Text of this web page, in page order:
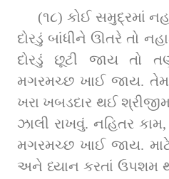
(૧૮) કોઈ સમુદ્રમાં
દોરડું બાંધીને ઊતરે તો
દોરડું છૂટી જાય તો
મગરમચ્છ ખાઈ જાય. તેમ
ખરા ખબડદાર થઈ
ઝાલી રાખવું. નહિતર
મગરમચ્છ ખાઈ જાય. માટે
અને ધ્યાન કરતાં ઉપશમ